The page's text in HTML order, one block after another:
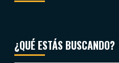
¿QUÉ ESTÁS BUSCANDO?